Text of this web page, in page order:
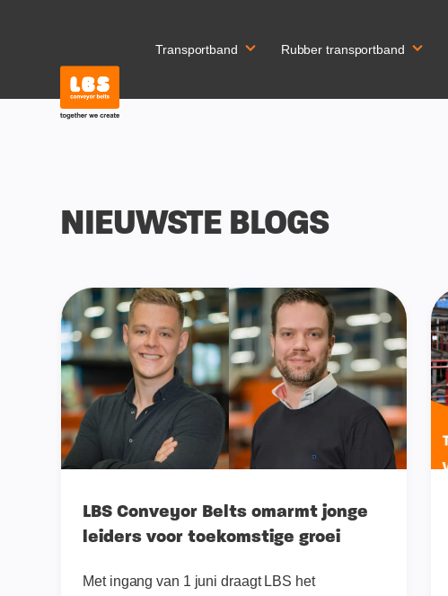
Transportband Rubber transportband
NIEUWSTE BLOGS
LBS Conveyor Belts omarmt jonge
leiders voor toekomstige groei
Met ingang van 1 juni draagt LBS het